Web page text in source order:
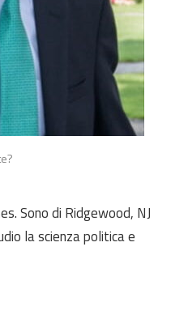
Sono di Ridgewood, NJ
la scienza politica e